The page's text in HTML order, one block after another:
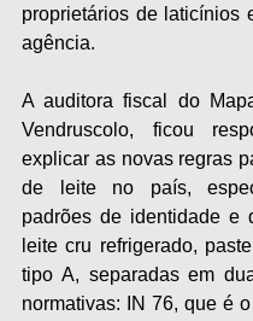
proprietários de laticínios
agência.
A auditora fiscal do
Vendruscolo, ficou
explicar as novas regras
de leite no país,
padrões de identidade e
leite cru refrigerado,
tipo A, separadas em
normativas: IN 76, que é